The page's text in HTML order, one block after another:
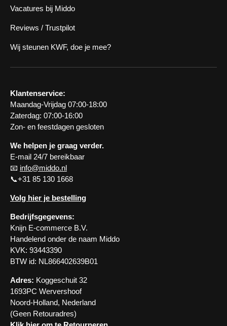
Vacatures bij Middo
Reviews / Trustpilot
Wij steunen KWF, doe je mee?
Klantenservice:
Maandag-Vrijdag 07:00-18:00
Zaterdag: 07:00-16:00
Zon- en feestdagen gesloten
We helpen je graag verder.
E-mail 24/7 bereikbaar
📧 info@middo.nl
📞+31 85 130 1668
Volg hier je bestelling
Bedrijfsgegevens:
Knijn E-commerce B.V.
Handelend onder de naam Middo
KVK: 93443390
BTW id: NL866402639B01
Adres: Koggeschuit 32
1693PC Wervershoof
Noord-Holland, Nederland
(Geen Retouradres)